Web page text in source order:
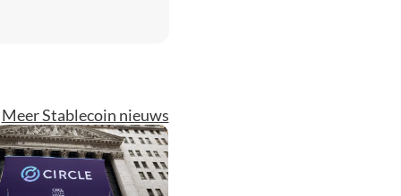
Meer Stablecoin nieuws